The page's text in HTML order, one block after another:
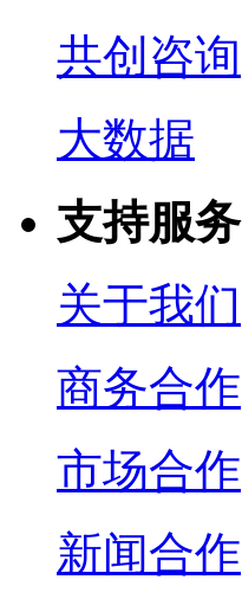
共创咨询
大数据
支持服务
关于我们
商务合作
市场合作
新闻合作